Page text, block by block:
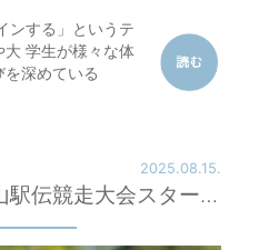
ンする」というテ
大 学生が様々な体
深めている
2025.08.15.
駅伝競走大会スタータ
ー！